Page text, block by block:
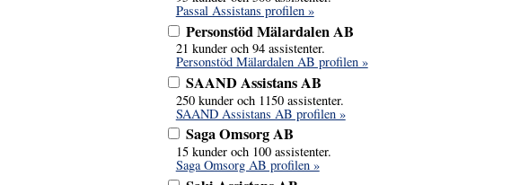
Passal Assistans profilen »
Personstöd Mälardalen AB
21 kunder och 94 assistenter.
Personstöd Mälardalen AB profilen »
SAAND Assistans AB
250 kunder och 1150 assistenter.
SAAND Assistans AB profilen »
Saga Omsorg AB
15 kunder och 100 assistenter.
Saga Omsorg AB profilen »